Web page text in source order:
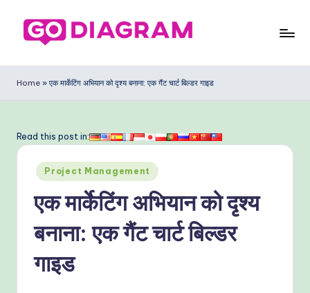
o
ia
g
ra
m
di
a
Home » एक मार्केटिंग अभियान को दृश्य बनाना: एक गैंट चार्ट बिल्डर गाइड
Read this post in:
Posted
in
Project Management
एक मार्केटिंग अभियान को दृश्य
बनाना: एक गैंट चार्ट बिल्डर
गाइड